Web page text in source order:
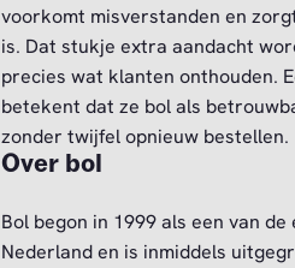
voorkomt misverstanden en
is. Dat stukje extra aandacht
precies wat klanten onthouden.
betekent dat ze bol als
zonder twijfel opnieuw bestellen.
Over bol
Bol begon in 1999 als een van
Nederland en is inmiddels